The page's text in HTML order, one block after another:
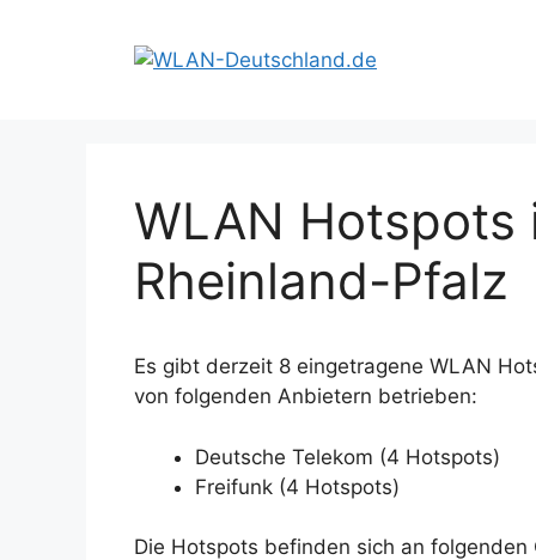
WLAN
Rheinland-Pfalz
Es gibt derzeit 8 eingetragene WLAN
von folgenden Anbietern betrieben:
Deutsche Telekom (4 Hotspots)
Freifunk (4 Hotspots)
Die Hotspots befinden sich an folgenden